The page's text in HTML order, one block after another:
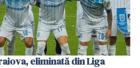
eliminată din Liga